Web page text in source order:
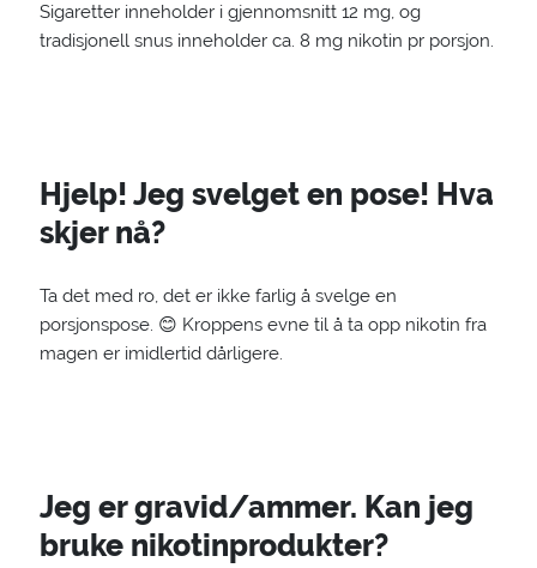
Sigaretter inneholder i gjennomsnitt 12 mg, og
tradisjonell snus inneholder ca. 8 mg nikotin pr porsjon.
Hjelp! Jeg svelget en pose! Hva
skjer nå?
Ta det med ro, det er ikke farlig å svelge en
porsjonspose. 😊 Kroppens evne til å ta opp nikotin fra
magen er imidlertid dårligere.
Jeg er gravid/ammer. Kan jeg
bruke nikotinprodukter?